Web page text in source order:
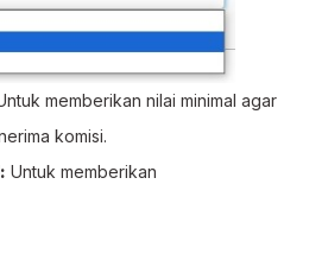
memberikan nilai minimal agar
komisi.
Untuk memberikan